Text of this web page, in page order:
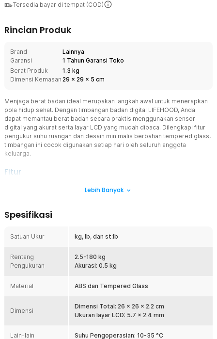
Tersedia bayar di tempat (COD)
Rincian Produk
Brand
Lainnya
Garansi
1 Tahun Garansi Toko
Berat Produk
1.3 kg
Dimensi Kemasan 29 x 29 x 5 cm
Menjaga berat badan ideal merupakan langkah awal untuk menerapkan
pola hidup sehat. Dengan timbangan badan digital LIFEHOOD, Anda
dapat memantau berat badan secara praktis menggunakan sensor
digital yang akurat serta layar LCD yang mudah dibaca. Dilengkapi fitur
pengukur suhu ruangan dan desain minimalis berbahan tempered glass,
timbangan ini cocok digunakan setiap hari oleh seluruh anggota
keluarga.
Fitur
Sensor Digital dengan Pengukuran Stabil
180 kg. Sensor bekerja cepat sehingga hasil pengukuran dapat
badan digital ini cocok digunakan untuk pemantauan berat badan
harian, program diet, maupun menjaga kebugaran.
Pengukur Suhu Ruangan
Selain mengukur berat badan, timbangan juga dapat menampilkan
membantu pengguna mengetahui kondisi lingkungan sekitar
sehingga aktivitas sehari-hari menjadi lebih nyaman. Kehadiran fitur
dibanding timbangan digital standar.
Layar LCD dengan teknologi backlight menampilkan angka secara
Lebih Banyak
Spesifikasi
Satuan Ukur kg, lb, dan st:lb
Rentang
Pengukuran
2.5-180 kg
Akurasi: 0.5 kg
Material ABS dan Tempered Glass
Dimensi
Dimensi Total: 26 x 26 x 2.2 cm
Ukuran layar LCD: 5.7 x 2.4 mm
Lain-lain Suhu Pengoperasian: 10-35 °C